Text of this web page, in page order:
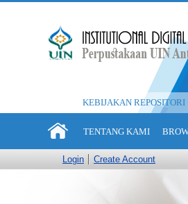
KEBIJAKAN REPOSITORI
TENTANG KAMI
Login Create Account